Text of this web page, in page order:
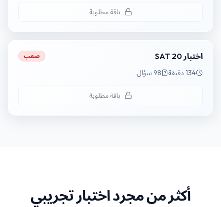
باقة مطلوبة
اختبار SAT 20 صعب
134 دقيقة 98 سؤال
باقة مطلوبة
أكثر من مجرد اختبار تجريبي